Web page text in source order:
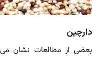
دارچین
بعضی از مطالعات نشان